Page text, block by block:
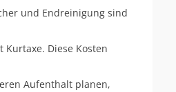
und Endreinigung sind
Kurtaxe. Diese Kosten
Aufenthalt planen,